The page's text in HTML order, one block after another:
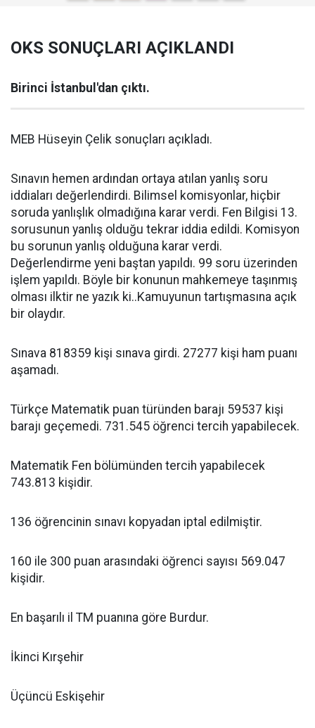
OKS SONUÇLARI AÇIKLANDI
Birinci İstanbul'dan çıktı.
MEB Hüseyin Çelik sonuçları açıkladı.
Sınavın hemen ardından ortaya atılan yanlış soru
iddiaları değerlendirdi. Bilimsel komisyonlar, hiçbir
soruda yanlışlık olmadığına karar verdi. Fen Bilgisi 13.
sorusunun yanlış olduğu tekrar iddia edildi. Komisyon
bu sorunun yanlış olduğuna karar verdi.
Değerlendirme yeni baştan yapıldı. 99 soru üzerinden
işlem yapıldı. Böyle bir konunun mahkemeye taşınmış
olması ilktir ne yazık ki..Kamuyunun tartışmasına açık
bir olaydır.
Sınava 818359 kişi sınava girdi. 27277 kişi ham puanı
aşamadı.
Türkçe Matematik puan türünden barajı 59537 kişi
barajı geçemedi. 731.545 öğrenci tercih yapabilecek.
Matematik Fen bölümünden tercih yapabilecek
743.813 kişidir.
136 öğrencinin sınavı kopyadan iptal edilmiştir.
160 ile 300 puan arasındaki öğrenci sayısı 569.047
kişidir.
En başarılı il TM puanına göre Burdur.
İkinci Kırşehir
Üçüncü Eskişehir